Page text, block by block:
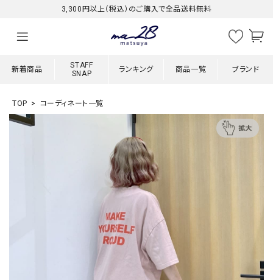
3,300円以上（税込）のご購入で全品送料無料
新着商品
STAFF
SNAP
ランキング 商品一覧 ブランド
TOP コーディネート一覧